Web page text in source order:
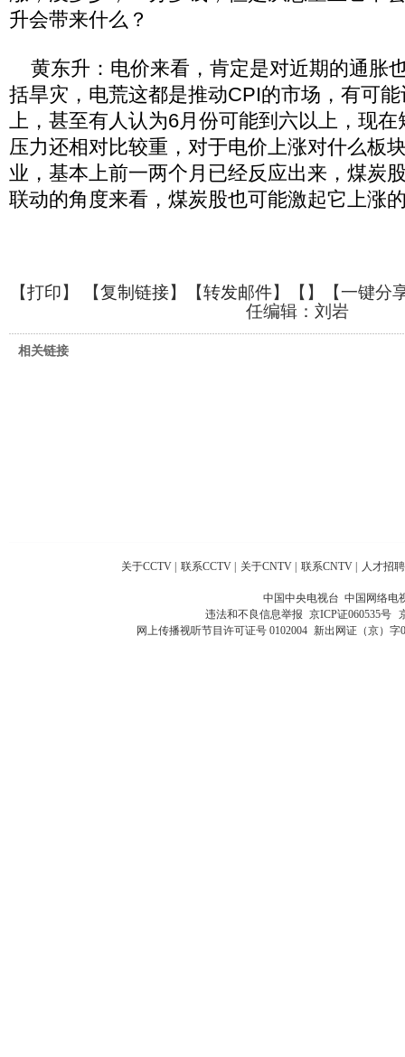
升会带来什么？
黄东升：电价来看，肯定是对近期的通胀
括旱灾，电荒这都是推动CPI的市场，有可
上，甚至有人认为6月份可能到六以上，现
压力还相对比较重，对于电价上涨对什么板
业，基本上前一两个月已经反应出来，煤炭
联动的角度来看，煤炭股也可能激起它上涨
【打印】 【复制链接】【转发邮件】【 】
【一键分
任编辑：刘岩
相关链接
关于CCTV | 联系CCTV | 关于CNTV | 联系CNTV | 人才招聘
中国中央电视台 中国网络电
违法和不良信息举报 京ICP证060535号
网上传播视听节目许可证号 0102004 新出网证（京）